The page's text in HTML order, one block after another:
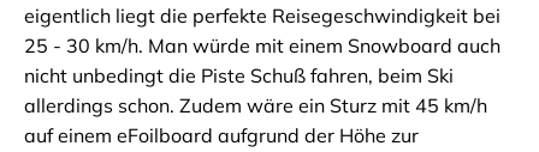
eigentlich liegt die perfekte Reisegeschwindigkeit bei
25 - 30 km/h. Man würde mit einem Snowboard auch
nicht unbedingt die Piste Schuß fahren, beim Ski
allerdings schon. Zudem wäre ein Sturz mit 45 km/h
auf einem eFoilboard aufgrund der Höhe zur